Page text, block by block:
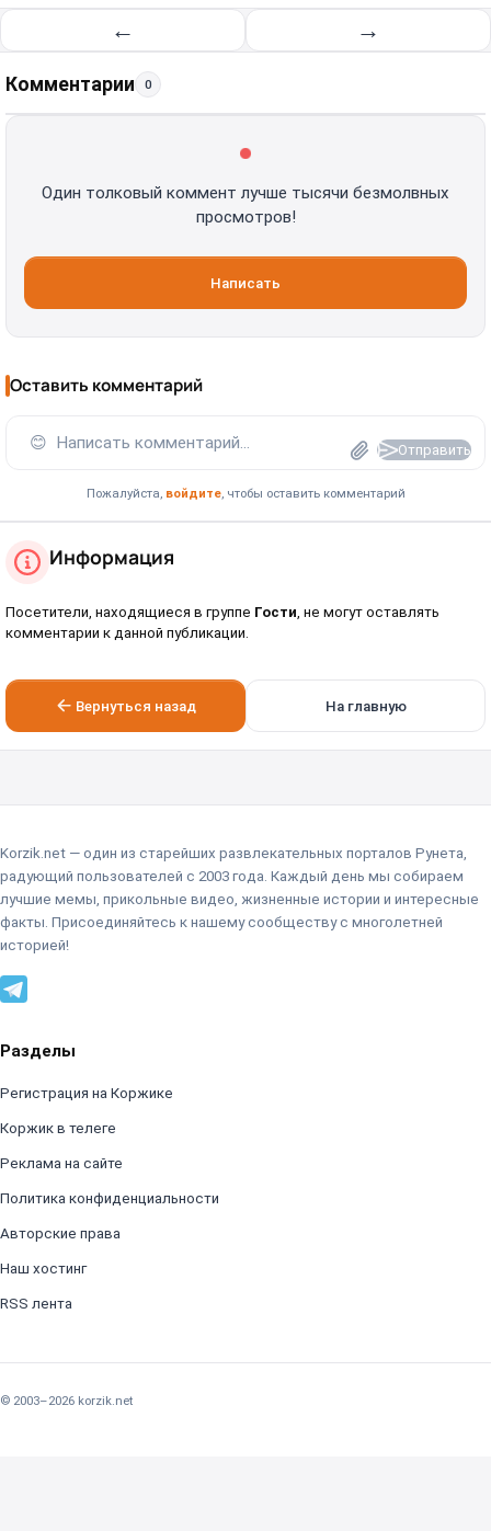
← →
Комментарии 0
Один толковый коммент лучше тысячи безмолвных
просмотров!
Написать
Оставить комментарий
😊 Написать комментарий... Отправить
Пожалуйста, войдите, чтобы оставить комментарий
Информация
Посетители, находящиеся в группе Гости, не могут оставлять
комментарии к данной публикации.
Вернуться назад На главную
Korzik.net — один из старейших развлекательных порталов Рунета,
радующий пользователей с 2003 года. Каждый день мы собираем
лучшие мемы, прикольные видео, жизненные истории и интересные
факты. Присоединяйтесь к нашему сообществу с многолетней
историей!
Разделы
Регистрация на Коржике
Коржик в телеге
Реклама на сайте
Политика конфиденциальности
Авторские права
Наш хостинг
RSS лента
© 2003–2026 korzik.net